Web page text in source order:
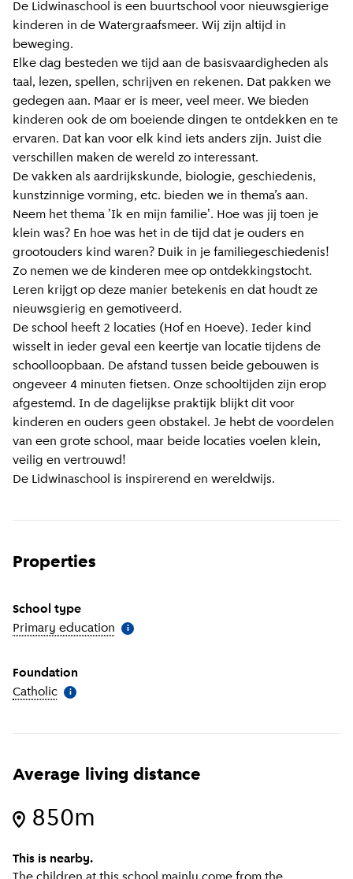
De Lidwinaschool is een buurtschool voor nieuwsgierige
kinderen in de Watergraafsmeer. Wij zijn altijd in
beweging.
Elke dag besteden we tijd aan de basisvaardigheden als
taal, lezen, spellen, schrijven en rekenen. Dat pakken we
gedegen aan. Maar er is meer, veel meer. We bieden
kinderen ook de om boeiende dingen te ontdekken en te
ervaren. Dat kan voor elk kind iets anders zijn. Juist die
verschillen maken de wereld zo interessant.
De vakken als aardrijkskunde, biologie, geschiedenis,
kunstzinnige vorming, etc. bieden we in thema’s aan.
Neem het thema 'Ik en mijn familie'. Hoe was jij toen je
klein was? En hoe was het in de tijd dat je ouders en
grootouders kind waren? Duik in je familiegeschiedenis!
Zo nemen we de kinderen mee op ontdekkingstocht.
Leren krijgt op deze manier betekenis en dat houdt ze
nieuwsgierig en gemotiveerd.
De school heeft 2 locaties (Hof en Hoeve). Ieder kind
wisselt in ieder geval een keertje van locatie tijdens de
schoolloopbaan. De afstand tussen beide gebouwen is
ongeveer 4 minuten fietsen. Onze schooltijden zijn erop
afgestemd. In de dagelijkse praktijk blijkt dit voor
kinderen en ouders geen obstakel. Je hebt de voordelen
van een grote school, maar beide locaties voelen klein,
veilig en vertrouwd!
De Lidwinaschool is inspirerend en wereldwijs.
Properties
School type
Primary education More information
i
Foundation
Catholic More information
i
Average living distance
850m
This is nearby.